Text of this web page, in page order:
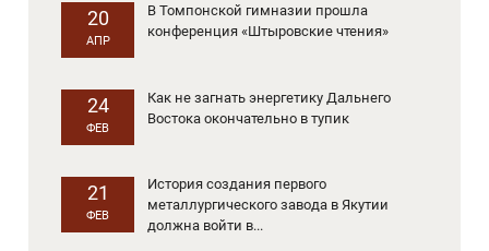
20
АПР
В Томпонской гимназии прошла
конференция «Штыровские чтения»
24
ФЕВ
Как не загнать энергетику Дальнего
Востока окончательно в тупик
21
ФЕВ
История создания первого
металлургического завода в Якутии
должна войти в...